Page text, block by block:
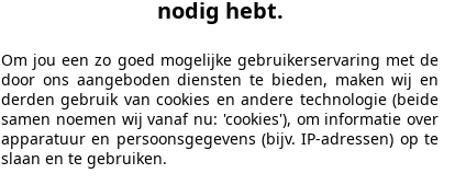
Ontdek vergelijkbare
Niet precies je zoekopdracht, maar misschien
nodig hebt.
Om jou een zo goed mogelijke gebruikerservaring met de
door ons aangeboden diensten te bieden, maken wij en
derden gebruik van cookies en andere technologie (beide
samen noemen wij vanaf nu: 'cookies'), om informatie over
apparatuur en persoonsgegevens (bijv. IP-adressen) op te
slaan en te gebruiken.